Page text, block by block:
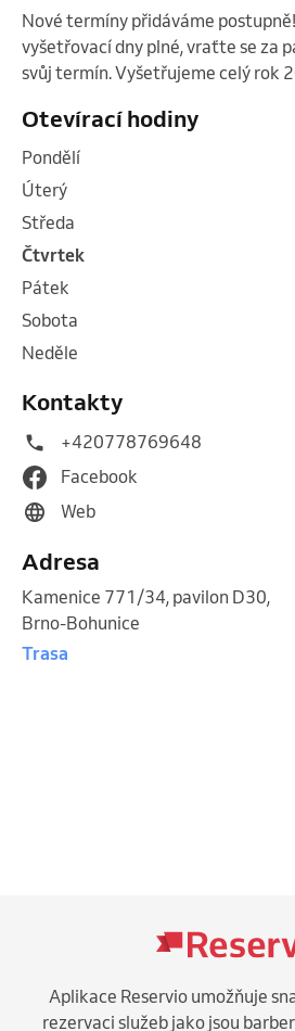
Nové termíny přidáváme
vyšetřovací dny plné, vraťte se za
svůj termín. Vyšetřujeme celý rok
Otevírací hodiny
pondělí
úterý
středa
čtvrtek
pátek
sobota
neděle
Kontakty
+420778769648
Facebook
Web
Adresa
Kamenice 771/34, pavilon D30,
Brno-Bohunice
Trasa
Aplikace Reservio umožňuje
rezervaci služeb jako jsou